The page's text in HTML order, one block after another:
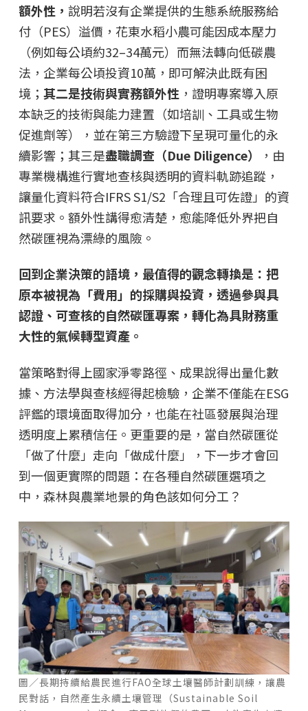
額外性， 說明若沒有企業提供的生態系統服務給
付（PES）溢價，花東水稻小農可能因成本壓力
（例如每公頃約32–34萬元）而無法轉向低碳農
法，企業每公頃投資10萬，即可解決此既有困
境； 其二是技術與實務額外性 ，證明專案導入原
本缺乏的技術與能力建置（如培訓、工具或生物
促進劑等），並在第三方驗證下呈現可量化的永
續影響；其三是盡職調查（Due Diligence）
，由
專業機構進行實地查核與透明的資料軌跡追蹤，
讓量化資料符合IFRS S1/S2「合理且可佐證」的資
訊要求。額外性講得愈清楚，愈能降低外界把自
然碳匯視為漂綠的風險。
回到企業決策的語境，最值得的觀念轉換是：把
原本被視為「費用」的採購與投資，透過參與具
認證、可查核的自然碳匯專案，轉化為具財務重
大性的氣候轉型資產。
當策略對得上國家淨零路徑、成果說得出量化數
據、方法學與查核經得起檢驗，企業不僅能在ESG
評鑑的環境面取得加分，也能在社區發展與治理
透明度上累積信任。更重要的是，當自然碳匯從
「做了什麼」走向「做成什麼」，下一步才會回
到一個更實際的問題：在各種自然碳匯選項之
中，森林與農業地景的角色該如何分工？
圖／長期持續給農民進行FAO全球土壤醫師計劃訓練，讓農
民對話，自然產生永續土壤管理（Sustainable Soil